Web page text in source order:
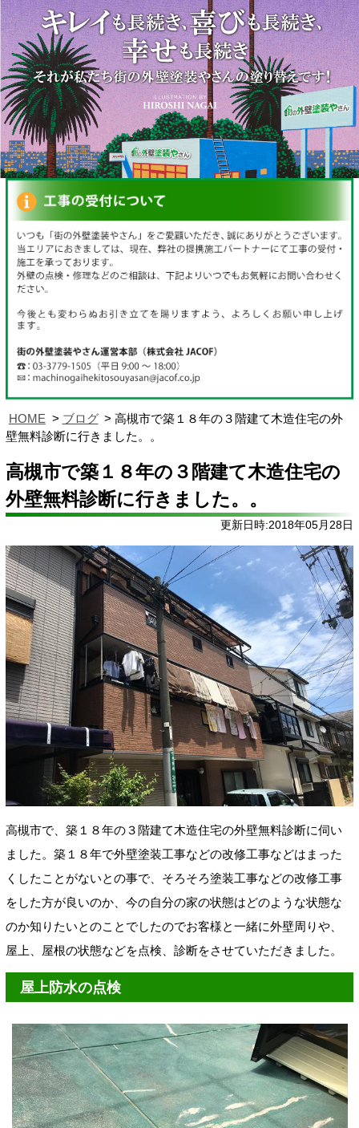
HOME ブログ
高槻市で築１８年の３階建て木造住宅の外
壁無料診断に行きました。。
高槻市で築１８年の３階建て木造住宅の
外壁無料診断に行きました。。
更新日時:2018年05月28日
高槻市で、築１８年の３階建て木造住宅の外壁無料診断に伺い
ました。築１８年で外壁塗装工事などの改修工事などはまった
くしたことがないとの事で、そろそろ塗装工事などの改修工事
をした方が良いのか、今の自分の家の状態はどのような状態な
のか知りたいとのことでしたのでお客様と一緒に外壁周りや、
屋上、屋根の状態などを点検、診断をさせていただきました。
屋上防水の点検